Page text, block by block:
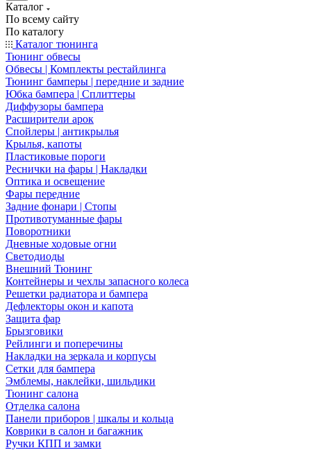
Каталог
По всему сайту
По каталогу
Каталог тюнинга
Тюнинг обвесы
Обвесы | Комплекты рестайлинга
Тюнинг бамперы | передние и задние
Юбка бампера | Сплиттеры
Диффузоры бампера
Расширители арок
Спойлеры | антикрылья
Крылья, капоты
Пластиковые пороги
Реснички на фары | Накладки
Оптика и освещение
Фары передние
Задние фонари | Стопы
Противотуманные фары
Поворотники
Дневные ходовые огни
Светодиоды
Внешний Тюнинг
Контейнеры и чехлы запасного колеса
Решетки радиатора и бампера
Дефлекторы окон и капота
Защита фар
Брызговики
Рейлинги и поперечины
Накладки на зеркала и корпусы
Сетки для бампера
Эмблемы, наклейки, шильдики
Тюнинг салона
Отделка салона
Панели приборов | шкалы и кольца
Коврики в салон и багажник
Ручки КПП и замки